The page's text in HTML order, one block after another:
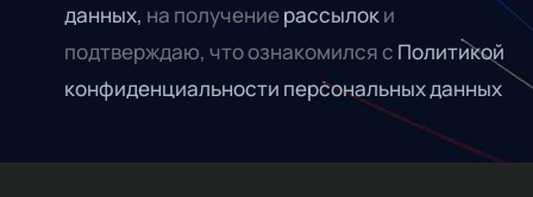
данных, на получениерассылоки
подтверждаю, что ознакомился с Политикой
конфиденциальности персональных данных